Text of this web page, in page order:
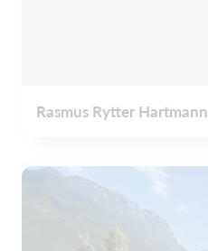
Rasmus Rytter Hartmann